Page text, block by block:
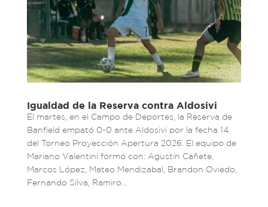
Igualdad de la Reserva contra Aldosivi
El martes, en el Campo de Deportes, la Reserva de
Banfield empató 0-0 ante Aldosivi por la fecha 14
del Torneo Proyección Apertura 2026. El equipo de
Mariano Valentini formó con: Agustín Cañete,
Marcos López, Mateo Mendizabal, Brandon Oviedo,
Fernando Silva, Ramiro...